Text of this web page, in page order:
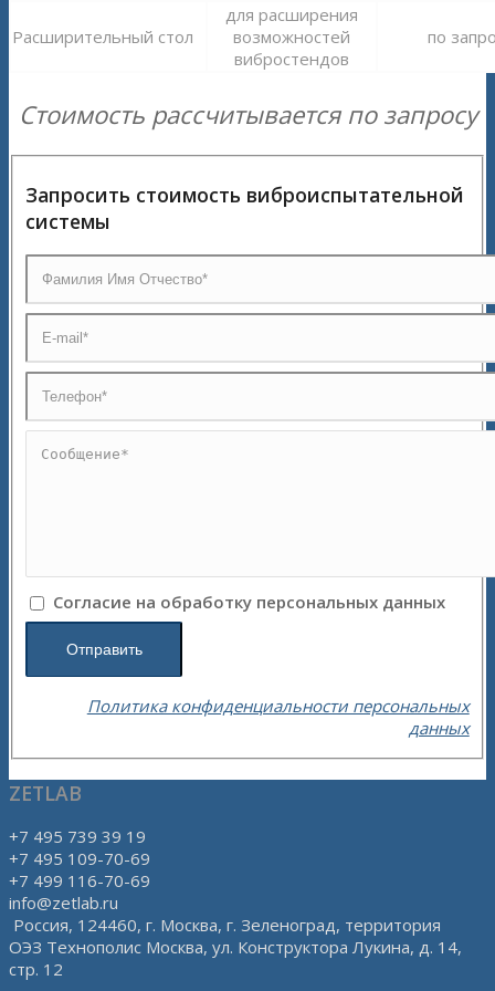
Расширительный стол
для расширения
возможностей
вибростендов
по
Стоимость рассчитывается по запросу
Запросить стоимость виброиспытательной
системы
Согласие на обработку персональных данных
Политика конфиденциальности персональных
данных
ZETLAB
+7 495 739 39 19
+7 495 109-70-69
+7 499 116-70-69
info@zetlab.ru
Россия, 124460, г. Москва, г. Зеленоград, территория
ОЭЗ Технополис Москва, ул. Конструктора Лукина, д. 14,
стр. 12